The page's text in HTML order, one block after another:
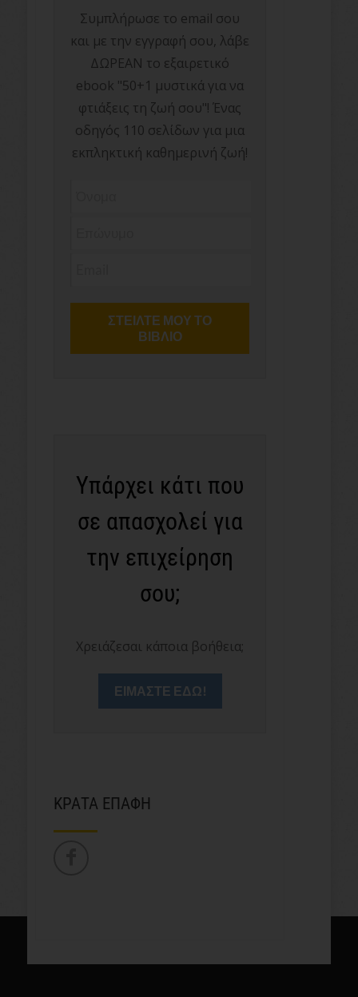
Συμπλήρωσε το email σου
και με την εγγραφή σου, λάβε
ΔΩΡΕΑΝ το εξαιρετικό
ebook "50+1 μυστικά για να
φτιάξεις τη ζωή σου"! Ένας
οδηγός 110 σελίδων για μια
εκπληκτική καθημερινή ζωή!
Υπάρχει κάτι που
σε απασχολεί για
την επιχείρηση
σου;
Χρειάζεσαι κάποια βοήθεια;
ΕΙΜΑΣΤΕ ΕΔΩ!
ΚΡΑΤΑ ΕΠΑΦΗ